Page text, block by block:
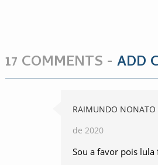
17 COMMENTS - ADD
RAIMUNDO NONATO
de 2020
Sou a favor pois